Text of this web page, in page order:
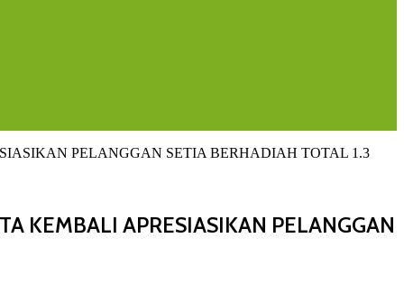
PELANGGAN SETIA BERHADIAH TOTAL 1.3
KEMBALI APRESIASIKAN PELANGGAN